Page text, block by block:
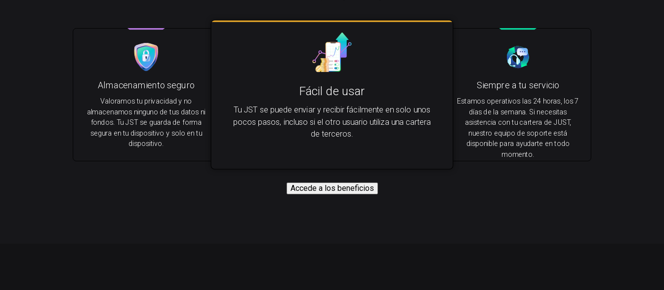
Fácil de usar
Tu JST se puede enviar y recibir fácilmente en solo unos
pocos pasos, incluso si el otro usuario utiliza una cartera
de terceros.
Siempre a tu servicio
Estamos operativos las 24 horas, los 7
días de la semana. Si necesitas
asistencia con tu cartera de JUST,
nuestro equipo de soporte está
disponible para ayudarte en todo
momento.
Almacenamiento seguro
Valoramos tu privacidad y no
almacenamos ninguno de tus datos ni
fondos. Tu JST se guarda de forma
segura en tu dispositivo y solo en tu
dispositivo.
Accede a los beneficios